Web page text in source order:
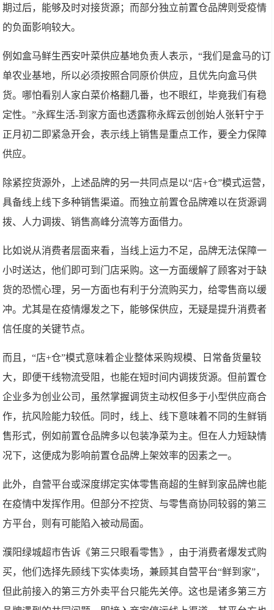
期过后，能够及时对接货源；而部分独立前置仓品牌则受疫情
的负面影响较大。
例如盒马鲜生西安叶菜供应基地负责人表示，“我们是盒马的订
单农业基地，所以必须按照合同原价供应，且优先向盒马供
货。哪怕看别人家白菜价格翻几番，也不眼红，毕竟我们有稳
定性。”永辉生活-到家方面也透露称永辉云创创始人张轩宁于
正月初二即紧急开会，表示线上销售是重点工作，要全力保障
供应。
除紧控货源外，上述品牌的另一共同点是以“店+仓”模式运营，
具备线上线下多种销售渠道。而独立前置仓品牌难以在货源调
拨、人力调拨、销售高峰分流等方面借力。
比如说从消费者层面来看，当线上运力不足，品牌无法保障一
小时送达，他们即可到门店采购。这一方面缓解了顾客对于缺
货的恐慌心理，另一方面也有利于分流购买力，给零售商以缓
冲。尤其是在疫情爆发之下，能够保供应，无疑是提升消费者
信任度的关键节点。
而且，“店+仓”模式意味着企业整体采购规模、日常备货量较
大，即便干线物流受阻，也能在短时间内调拨货源。但前置仓
企业多为创业公司，虽然掌握调货主动权但多于小型供应商合
作，抗风险能力较低。同时，线上、线下意味着不同的生鲜销
售形式，例如前置仓品牌多以包装净菜为主。但在人力短缺情
况下，这便成为影响前置仓品牌上架效率的因素之一。
此外，自营平台或深度绑定实体零售商超的生鲜到家品牌也能
在疫情中发挥作用。但部分不控货、与零售商协同较弱的第三
方平台，则有可能陷入被动局面。
濮阳绿城超市告诉《第三只眼看零售》，由于消费者爆发式购
买，他们选择先顾线下实体卖场，兼顾其自营平台“鲜到家”，
但此前接入的第三方外卖平台只能先关停。这也是诸多第三方